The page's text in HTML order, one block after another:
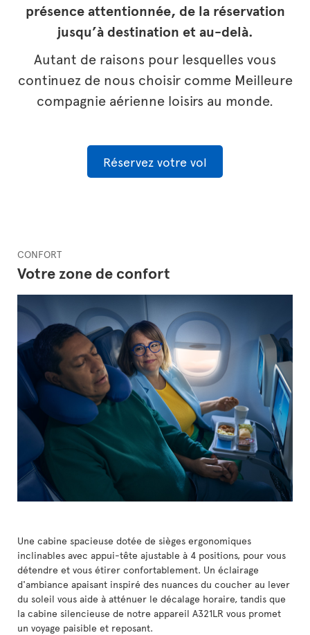
présence attentionnée, de la réservation
jusqu’à destination et au-delà.
Autant de raisons pour lesquelles vous
continuez de nous choisir comme Meilleure
compagnie aérienne loisirs au monde.
Réservez votre vol
CONFORT
Votre zone de confort
Une cabine spacieuse dotée de sièges ergonomiques
inclinables avec appui-tête ajustable à 4 positions, pour vous
détendre et vous étirer confortablement. Un éclairage
d'ambiance apaisant inspiré des nuances du coucher au lever
du soleil vous aide à atténuer le décalage horaire, tandis que
la cabine silencieuse de notre appareil A321LR vous promet
un voyage paisible et reposant.